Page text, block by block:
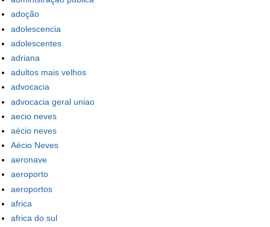
adoção
adolescencia
adolescentes
adriana
adultos mais velhos
advocacia
advocacia geral uniao
aecio neves
aécio neves
Aécio Neves
aeronave
aeroporto
aeroportos
africa
africa do sul